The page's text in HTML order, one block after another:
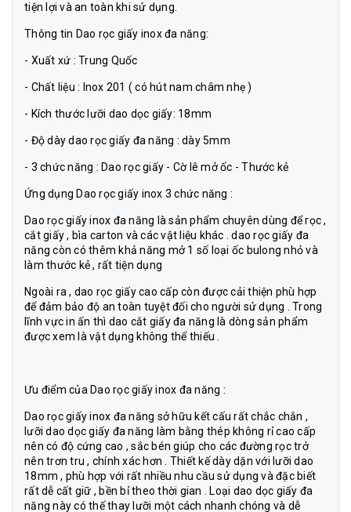
tiện lợi và an toàn khi sử dụng.
Thông tin Dao rọc giấy inox đa năng:
- Xuất xứ : Trung Quốc
- Chất liệu : Inox 201 ( có hút nam châm nhẹ )
- Kích thước lưỡi dao dọc giấy: 18mm
- Độ dày dao rọc giấy đa năng : dày 5mm
- 3 chức năng : Dao rọc giấy - Cờ lê mở ốc - Thước kẻ
Ứng dụng Dao rọc giấy inox 3 chức năng :
Dao rọc giấy inox đa năng là sản phẩm chuyên dùng để rọc ,
cắt giấy , bìa carton và các vật liệu khác . dao rọc giấy đa
năng còn có thêm khả năng mở 1 số loại ốc bulong nhỏ và
làm thước kẻ , rất tiện dụng
Ngoài ra , dao rọc giấy cao cấp còn được cải thiện phù hợp
để đảm bảo độ an toàn tuyệt đối cho người sử dụng . Trong
lĩnh vực in ấn thì dao cắt giấy đa năng là dòng sản phẩm
được xem là vật dụng không thể thiếu .
Ưu điểm của Dao rọc giấy inox đa năng :
Dao rọc giấy inox đa năng sở hữu kết cấu rất chắc chắn ,
lưỡi dao dọc giấy đa năng làm bằng thép không rỉ cao cấp
nên có độ cứng cao , sắc bén giúp cho các đường rọc trở
nên trơn tru , chính xác hơn . Thiết kế dày dặn với lưỡi dao
18mm , phù hợp với rất nhiều nhu cầu sử dụng và đặc biết
rất dễ cất giữ , bền bỉ theo thời gian . Loại dao dọc giấy đa
năng này có thế thay lưỡi một cách nhanh chóng và dễ